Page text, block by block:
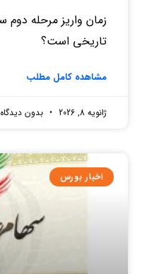
تاریخی است؟
مشاهده کامل مطلب
ژانویه 8, 2026 بدون دیدگاه
اخبار بورس